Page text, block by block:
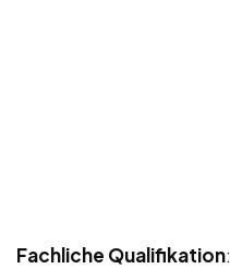
Fachliche Qualifikation: